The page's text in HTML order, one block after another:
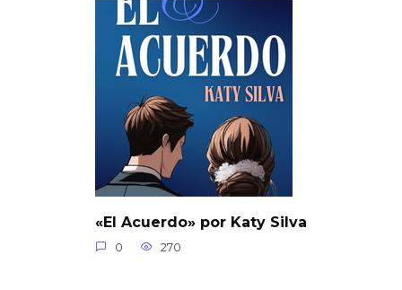
«El Acuerdo» por Katy Silva
0 270